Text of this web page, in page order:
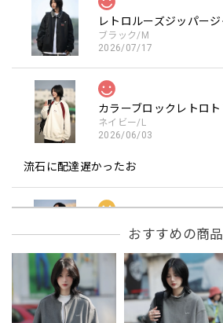
ブラック/M
2026/07/17
ネイビー/L
2026/06/03
流石に配達遅かったお
レッド/L
2026/05/30
おすすめの商品